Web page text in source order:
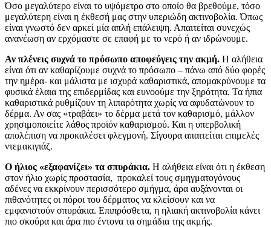
Όσο μεγαλύτερο είναι το υψόμετρο στο οποίο θα βρεθούμε, τόσο
μεγαλύτερη είναι η έκθεσή μας στην υπεριώδη ακτινοβολία. Όπως
είναι γνωστό δεν αρκεί μία απλή επάλειψη. Απαιτείται συνεχώς
ανανέωση αν ερχόμαστε σε επαφή με το νερό ή αν ιδρώνουμε.
Αν πλένεις συχνά το πρόσωπο αποφεύγεις την ακμή. Η αλήθεια
είναι ότι αν καθαρίζουμε συχνά το πρόσωπο – πάνω από δύο φορές
την ημέρα- και μάλιστα με ισχυρά καθαριστικά, απομακρύνουμε τα
φυσικά έλαια της επιδερμίδας και ευνοούμε την ξηρότητα. Τα ήπια
καθαριστικά ρυθμίζουν τη λιπαρότητα χωρίς να αφυδατώνουν το
δέρμα. Αν σας «τραβάει» το δέρμα μετά τον καθαρισμό, μάλλον
χρησιμοποιείτε λάθος προϊόν καθαρισμού. Και η υπερβολική
απολέπιση να προκαλέσει φλεγμονή. Σίγουρα απαιτείται επιμελές
ντεμακιγιάζ.
Ο ήλιος «εξαφανίζει» τα σπυράκια. Η αλήθεια είναι ότι η έκθεση
στον ήλιο χωρίς προστασία, προκαλεί τους σμηγματογόνους
αδένες να εκκρίνουν περισσότερο σμήγμα, άρα αυξάνονται οι
πιθανότητες οι πόροι του δέρματος να κλείσουν και να
εμφανιστούν σπυράκια. Επιπρόσθετα, η ηλιακή ακτινοβολία κάνει
πιο σκούρα και άρα πιο έντονα τα σημάδια της ακμής.